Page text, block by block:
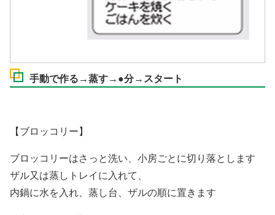
手動で作る→蒸す→●分→スタート
【ブロッコリー】
ブロッコリーはさっと洗い、小房ごとに切り落とします
ザル又は蒸しトレイに入れて、
内鍋に水を入れ、蒸し台、ザルの順に置きます